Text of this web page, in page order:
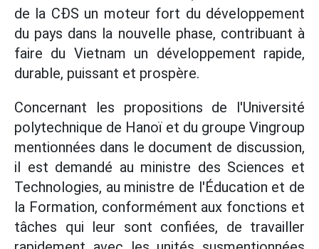
de la CĐS un moteur fort du développement
du pays dans la nouvelle phase, contribuant à
faire du Vietnam un développement rapide,
durable, puissant et prospère.
Concernant les propositions de l'Université
polytechnique de Hanoï et du groupe Vingroup
mentionnées dans le document de discussion,
il est demandé au ministre des Sciences et
Technologies, au ministre de l'Éducation et de
la Formation, conformément aux fonctions et
tâches qui leur sont confiées, de travailler